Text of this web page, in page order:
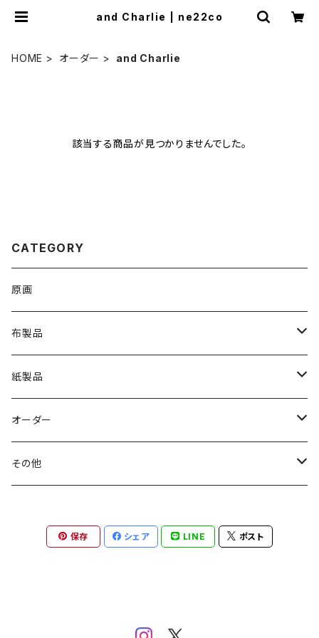
and Charlie | ne22co
HOME オーダー and Charlie
該当する商品が見つかりませんでした。
CATEGORY
原画
布製品
Ｔシャツ
トートバッグ
ポーチ
チャーム・ブローチ
紙製品
ステッカー
ポストカード
オーダー
and Charlie
その他
ブローチ
保存 シェア LINE ポスト